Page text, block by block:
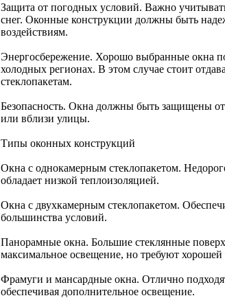
Защита от погодных условий. Важно
снег. Оконные конструкции должны быть
воздействиям.
Энергосбережение. Хорошо выбранные окна
холодных регионах. В этом случае стоит
стеклопакетам.
Безопасность. Окна должны быть защищены
или вблизи улицы.
Типы оконных конструкций
Окна с однокамерным стеклопакетом.
обладает низкой теплоизоляцией.
Окна с двухкамерным стеклопакетом.
большинства условий.
Панорамные окна. Большие стеклянные
максимальное освещение, но требуют
Фрамуги и мансардные окна. Отлично
обеспечивая дополнительное освещение.